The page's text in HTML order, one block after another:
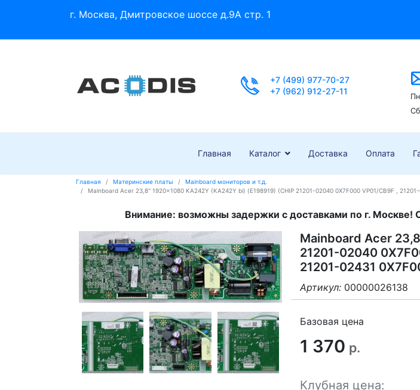
г. Москва, Дмитровское шоссе д.9А стр. 1
+7 (499) 977-70-27
+7 (962) 912-27-11
Главная Каталог Доставка Оплата
Главная Материнские платы
Mainboard мониторов и т.д.
Mainboard Acer 23,8" 1920x1080 KA242Y (KA242Y bi) (E198919) (CHIP 21201-02040 0X7F000 VP01/CB9F ,
Внимание: возможны задержки с доставками по г. Москве!
Mainboard Acer
21201-02040
21201-02431
Артикул: 00000026138
Базовая цена
1 370 р.
Клубная цена: